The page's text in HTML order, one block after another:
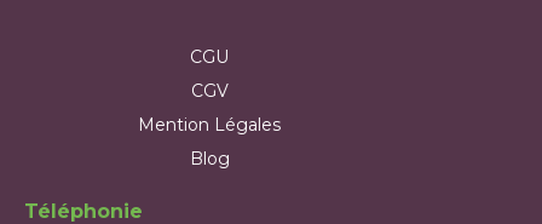
CGU
CGV
Mention Légales
Blog
Téléphonie